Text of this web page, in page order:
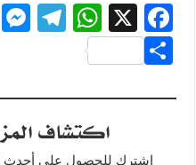
F
a
c
e
X
W
s
A
T
gr
a
ar
اكتشاف
اشترك للحصول على أحدث